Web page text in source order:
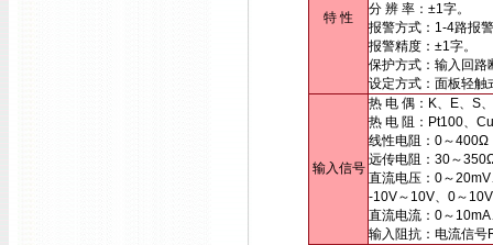
特 性
分 辨 率：±1字。
报警方式：1-4路报
报警精度：±1字。
保护方式：输入回路
设定方式：面板轻触
输入信号
热 电 偶：K、E、S
热 电 阻：Pt100、
线性电阻：0～400Ω
远传电阻：30～
直流电压：0～
-10V～10V、0～
直流电流：0～
输入阻抗：电流信